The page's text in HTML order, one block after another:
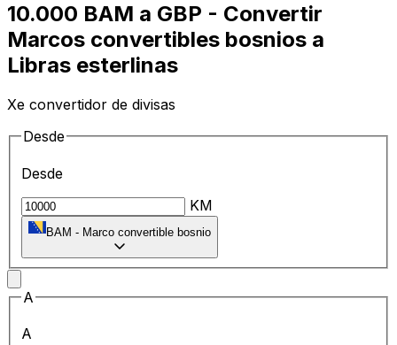
10.000 BAM a GBP - Convertir
Marcos convertibles bosnios a
Libras esterlinas
Xe convertidor de divisas
Desde
Desde
KM
BAM - Marco convertible bosnio
A
A